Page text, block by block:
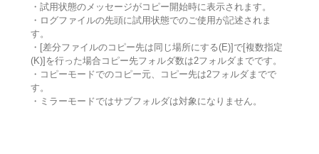
・試用状態のメッセージがコピー開始時に表示されます。
・ログファイルの先頭に試用状態でのご使用が記述されま
す。
・[差分ファイルのコピー先は同じ場所にする(E)]で[複数指定
(K)]を行った場合コピー先フォルダ数は2フォルダまでです。
・コピーモードでのコピー元、コピー先は2フォルダまでで
す。
・ミラーモードではサブフォルダは対象になりません。